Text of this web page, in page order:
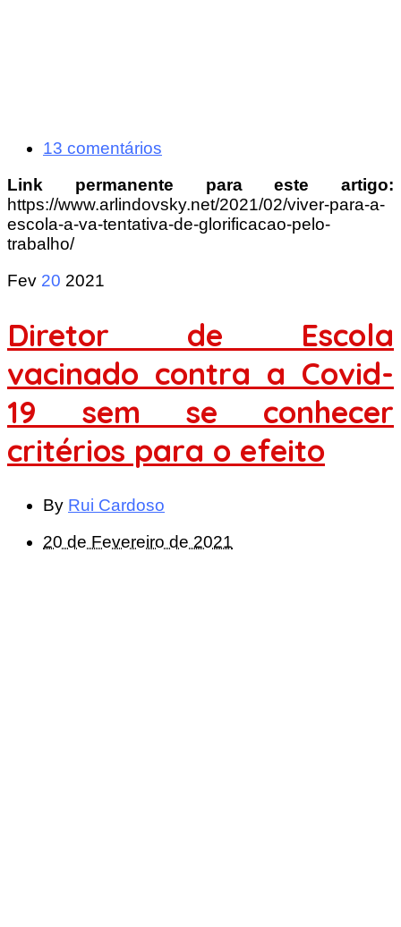
13 comentários
Link permanente para este artigo:
https://www.arlindovsky.net/2021/02/viver-para-a-
escola-a-va-tentativa-de-glorificacao-pelo-
trabalho/
Fev 20 2021
Diretor de Escola
vacinado contra a Covid-
19 sem se conhecer
critérios para o efeito
By Rui Cardoso
20 de Fevereiro de 2021